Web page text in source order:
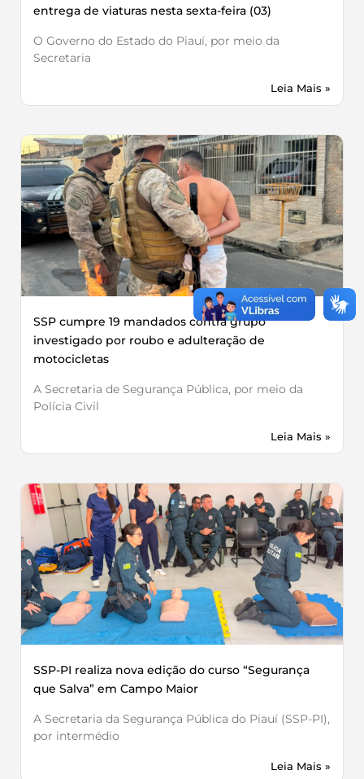
entrega de viaturas nesta sexta-feira (03)
O Governo do Estado do Piauí, por meio da
Secretaria
Leia Mais »
SSP cumpre 19 mandados contra grupo
investigado por roubo e adulteração de
motocicletas
A Secretaria de Segurança Pública, por meio da
Polícia Civil
Leia Mais »
SSP-PI realiza nova edição do curso “Segurança
que Salva” em Campo Maior
A Secretaria da Segurança Pública do Piauí (SSP-PI),
por intermédio
Leia Mais »